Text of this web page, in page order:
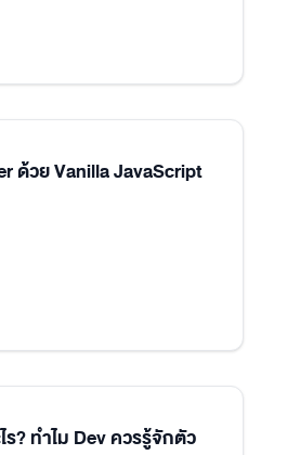
ด้วย Vanilla JavaScript
ร? ทำไม Dev ควรรู้จักตัว